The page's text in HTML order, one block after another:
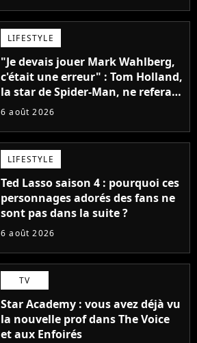
LIFESTYLE
"Je devais jouer Mark Wahlberg,
c'était une erreur" : Tom Holland,
la star de Spider-Man, ne referait
pas ce blockbuster
6 août 2026
LIFESTYLE
Ted Lasso saison 4 : pourquoi ces
personnages adorés des fans ne
sont pas dans la suite ?
6 août 2026
TV
Star Academy : vous avez déjà vu
la nouvelle prof dans The Voice
et aux Enfoirés